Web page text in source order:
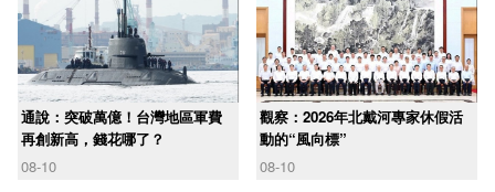
通說：突破萬億！台灣地區軍費
再創新高，錢花哪了？
08-10
觀察：2026年北戴河專家休假活
動的“風向標”
08-10